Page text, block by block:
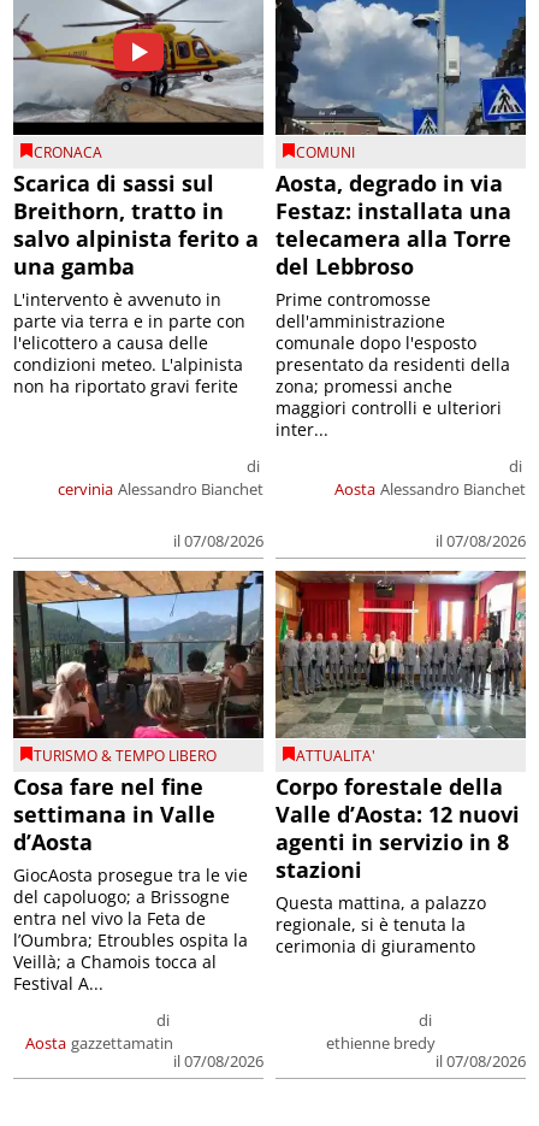
CRONACA
Scarica di sassi sul
Breithorn, tratto in
salvo alpinista ferito a
una gamba
cervinia
di
Alessandro Bianchet
il 07/08/2026
L'intervento è avvenuto in
parte via terra e in parte con
l'elicottero a causa delle
condizioni meteo. L'alpinista
non ha riportato gravi ferite
COMUNI
Aosta, degrado in via
Festaz: installata una
telecamera alla Torre
del Lebbroso
Aosta
di
Alessandro Bianchet
il 07/08/2026
Prime contromosse
dell'amministrazione
comunale dopo l'esposto
presentato da residenti della
zona; promessi anche
maggiori controlli e ulteriori
inter...
TURISMO & TEMPO LIBERO
Cosa fare nel fine
settimana in Valle
d’Aosta
Aosta
di
gazzettamatin
il 07/08/2026
GiocAosta prosegue tra le vie
del capoluogo; a Brissogne
entra nel vivo la Feta de
l’Oumbra; Etroubles ospita la
Veillà; a Chamois tocca al
Festival A...
ATTUALITA'
Corpo forestale della
Valle d’Aosta: 12 nuovi
agenti in servizio in 8
stazioni
di
ethienne bredy
il 07/08/2026
Questa mattina, a palazzo
regionale, si è tenuta la
cerimonia di giuramento